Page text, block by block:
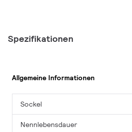
Spezifikationen
Allgemeine Informationen
Sockel
Nennlebensdauer